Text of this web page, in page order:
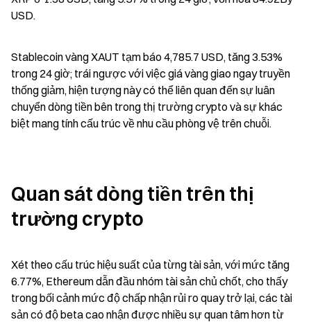
USD.
Stablecoin vàng XAUT tạm báo 4,785.7 USD, tăng 3.53%
trong 24 giờ; trái ngược với việc giá vàng giao ngay truyền
thống giảm, hiện tượng này có thể liên quan đến sự luân
chuyển dòng tiền bên trong thị trường crypto và sự khác
biệt mang tính cấu trúc về nhu cầu phòng vệ trên chuỗi.
Quan sát dòng tiền trên thị
trường crypto
Xét theo cấu trúc hiệu suất của từng tài sản, với mức tăng
6.77%, Ethereum dẫn đầu nhóm tài sản chủ chốt, cho thấy
trong bối cảnh mức độ chấp nhận rủi ro quay trở lại, các tài
sản có độ beta cao nhận được nhiều sự quan tâm hơn từ